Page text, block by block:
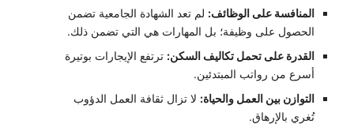
المنافسة على الوظائف: لم تعد الشهادة الجامعية تضمن
الحصول على وظيفة؛ بل المهارات هي التي تضمن ذلك.
القدرة على تحمل تكاليف السكن: ترتفع الإيجارات بوتيرة
أسرع من رواتب المبتدئين.
التوازن بين العمل والحياة: لا تزال ثقافة العمل الدؤوب
تُغري بالإرهاق.